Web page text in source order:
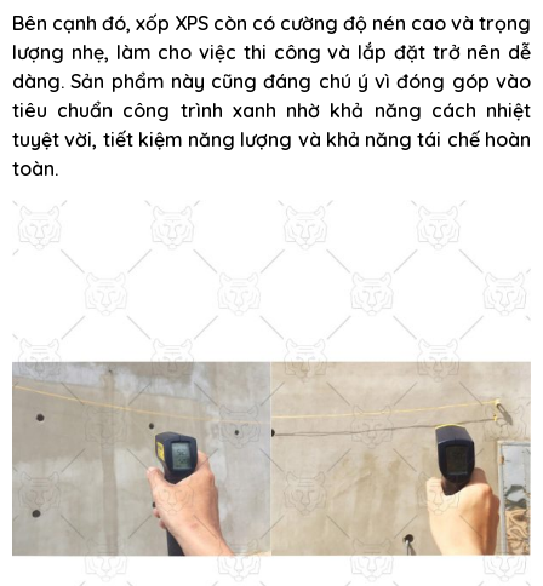
Bên cạnh đó, xốp XPS còn có cường độ nén cao và trọng
lượng nhẹ, làm cho việc thi công và lắp đặt trở nên dễ
dàng. Sản phẩm này cũng đáng chú ý vì đóng góp vào
tiêu chuẩn công trình xanh nhờ khả năng cách nhiệt
tuyệt vời, tiết kiệm năng lượng và khả năng tái chế hoàn
toàn.